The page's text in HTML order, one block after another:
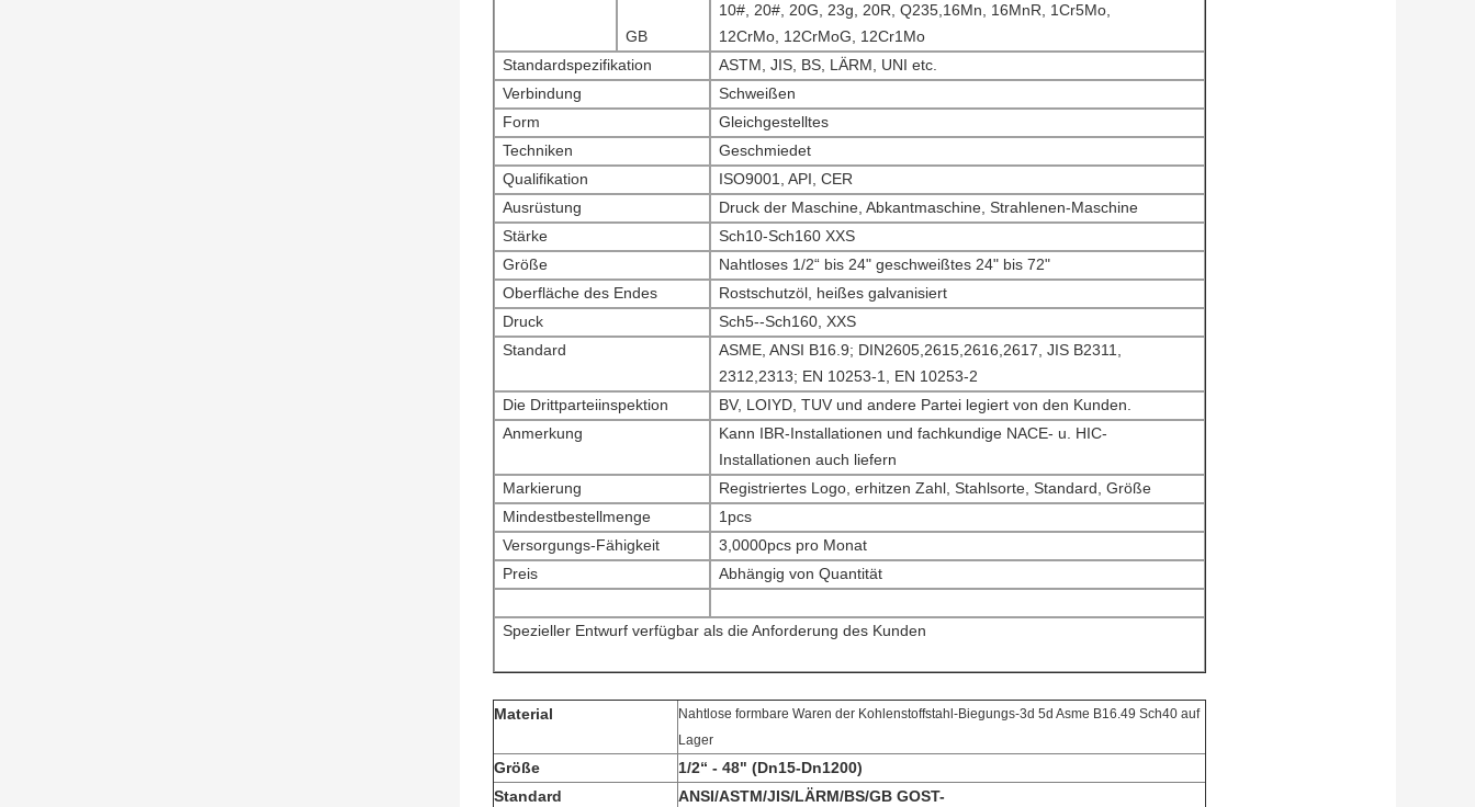
GB
10#, 20#, 20G, 23g, 20R, Q235,16Mn, 16MnR, 1Cr5Mo,
12CrMo, 12CrMoG, 12Cr1Mo
Standardspezifikation
ASTM, JIS, BS, LÄRM, UNI etc.
Verbindung
Schweißen
Form
Gleichgestelltes
Techniken
Geschmiedet
Qualifikation
ISO9001, API, CER
Ausrüstung
Druck der Maschine, Abkantmaschine, Strahlenen-Maschine
Stärke
Sch10-Sch160 XXS
Größe
Nahtloses 1/2“ bis 24" geschweißtes 24" bis 72"
Oberfläche des Endes
Rostschutzöl, heißes galvanisiert
Druck
Sch5--Sch160, XXS
Standard
ASME, ANSI B16.9; DIN2605,2615,2616,2617, JIS B2311,
2312,2313; EN 10253-1, EN 10253-2
Die Drittparteiinspektion
BV, LOIYD, TUV und andere Partei legiert von den Kunden.
Anmerkung
Kann IBR-Installationen und fachkundige NACE- u. HIC-
Installationen auch liefern
Markierung
Registriertes Logo, erhitzen Zahl, Stahlsorte, Standard, Größe
Mindestbestellmenge
1pcs
Versorgungs-Fähigkeit
3,0000pcs pro Monat
Preis
Abhängig von Quantität
Spezieller Entwurf verfügbar als die Anforderung des Kunden
Material
Nahtlose formbare Waren der Kohlenstoffstahl-Biegungs-3d 5d Asme B16.49 Sch40 auf
Lager
Größe
1/2“ - 48" (Dn15-Dn1200)
Standard
ANSI/ASTM/JIS/LÄRM/BS/GB GOST-